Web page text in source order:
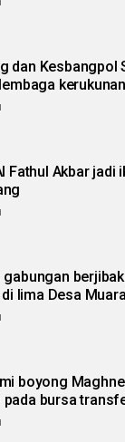
dan Kesbangpol
Fathul Akbar jadi
gabungan
lima Desa
boyong
bursa